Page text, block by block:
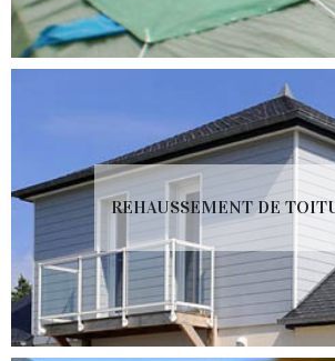
REHAUSSEMENT DE